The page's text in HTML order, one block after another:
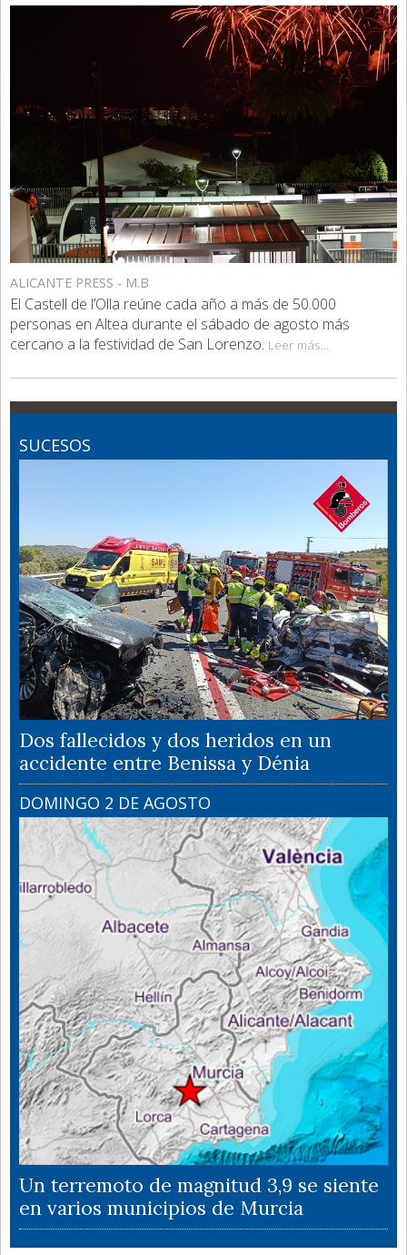
ALICANTE PRESS - M.B
El Castell de l’Olla reúne cada año a más de 50.000
personas en Altea durante el sábado de agosto más
cercano a la festividad de San Lorenzo. Leer más...
SUCESOS
Dos fallecidos y dos heridos en un
accidente entre Benissa y Dénia
DOMINGO 2 DE AGOSTO
Un terremoto de magnitud 3,9 se siente
en varios municipios de Murcia